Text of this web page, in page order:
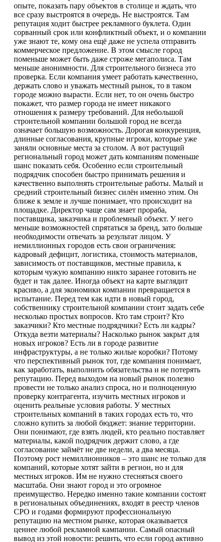
опыте, показать пару объектов в столице и ждать, что
все сразу выстроятся в очередь. Не выстроятся. Там
репутация ходит быстрее рекламного буклета. Один
сорванный срок или конфликтный объект, и о компании
уже знают те, кому она ещё даже не успела отправить
коммерческое предложение. В этом смысле город
поменьше может быть даже строже мегаполиса. Там
меньше анонимности. Для строительного бизнеса это
проверка. Если компания умеет работать качественно,
держать слово и уважать местный рынок, то в таком
городе можно вырасти. Если нет, то он очень быстро
покажет, что размер города не имеет никакого
отношения к размеру требований. Для небольшой
строительной компании большой город не всегда
означает большую возможность. Дорогая конкуренция,
длинные согласования, крупные игроки, которые уже
заняли основные места за столом. А вот растущий
региональный город может дать компаниям поменьше
шанс показать себя. Особенно если строительный
подрядчик способен быстро принимать решения и
качественно выполнять строительные работы. Малый и
средний строительный бизнес силён именно этим. Он
ближе к земле и лучше понимает, что происходит на
площадке. Директор чаще сам знает прораба,
поставщика, заказчика и проблемный объект. У него
меньше возможностей спрятаться за бренд, зато больше
необходимости отвечать за результат лицом. У
немиллионных городов есть свои ограничения:
кадровый дефицит, логистика, стоимость материалов,
зависимость от поставщиков, местные правила, к
которым чужую компанию никто заранее готовить не
будет и так далее. Иногда объект на карте выглядит
красиво, а для экономики компании превращается в
испытание. Перед тем как идти в новый город,
собственнику строительной компании стоит задать себе
несколько простых вопросов. Кто там строит? Кто
заказчики? Кто местные подрядчики? Есть ли кадры?
Откуда везти материалы? Насколько рынок закрыт для
новых игроков? Есть ли в городе развитие
инфраструктуры, а не только жилые коробки? Потому
что перспективный рынок тот, где компания понимает,
как заработать, выполнить обязательства и не потерять
репутацию. Перед выходом на новый рынок полезно
провести не только анализ спроса, но и полноценную
проверку контрагента, изучить местных игроков и
оценить реальные условия работы. У местных
строительных компаний в таких городах есть то, что
сложно купить за любой бюджет: знание территории.
Они понимают, где взять людей, кто реально поставляет
материалы, какой подрядчик держит слово, а где
согласование займёт не две недели, а два месяца.
Поэтому рост немиллионников – это шанс не только для
компаний, которые хотят зайти в регион, но и для
местных игроков. Им не нужно стесняться своего
масштаба. Они знают город и это огромное
преимущество. Нередко именно такие компании состоят
в региональных объединениях, входят в реестр членов
СРО и годами формируют профессиональную
репутацию на местном рынке, которая оказывается
ценнее любой рекламной кампании. Самый опасный
вывод из этой новости: решить, что если город активно